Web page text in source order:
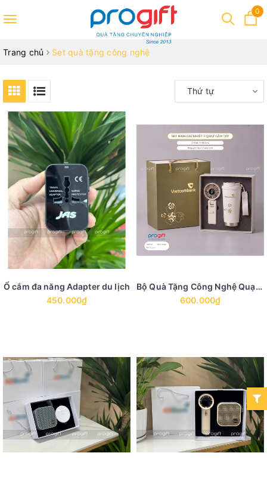
Toggle
0
Trang chủ Set quà tặng công nghệ
Thứ tự
Ổ cắm đa năng Adapter du lịch
450.000₫
Bộ Quà Tặng Công Nghệ Quạt Điện Cầm Tay Mini Và Bình Giữ Nhiệt
600.000₫